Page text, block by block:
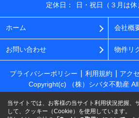
定休日：
日・祝日（３月は休
ホーム 会社概
お問い合わせ 物件リ
プライバシーポリシー 利用規約 アク
Copyright(c) （株）シバタ不動産
当サイトでは、お客様の当サイト利用状況把握、
して、クッキー（Cookie）を使用しています。